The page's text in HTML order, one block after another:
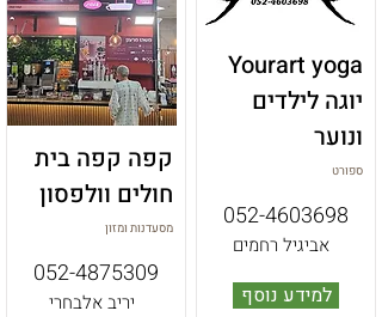
ספורט
052-4603698
אביגיל רחמים
למידע נוסף
Yourart yoga
יוגה לילדים
ונוער
מסעדנות ומזון
052-4875309
יריב אלבחרי
קפה קפה בית
חולים וולפסון